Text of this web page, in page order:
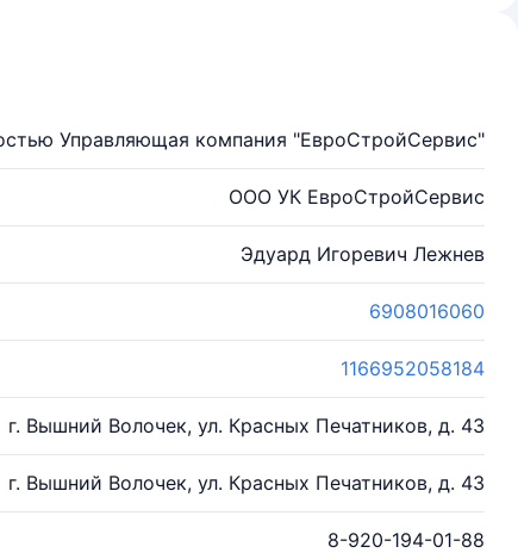
Управляющая компания "ЕвроСтройСервис"
ООО УК ЕвроСтройСервис
Эдуард Игоревич Лежнев
6908016060
1166952058184
г. Вышний Волочек, ул. Красных Печатников, д. 43
г. Вышний Волочек, ул. Красных Печатников, д. 43
8-920-194-01-88